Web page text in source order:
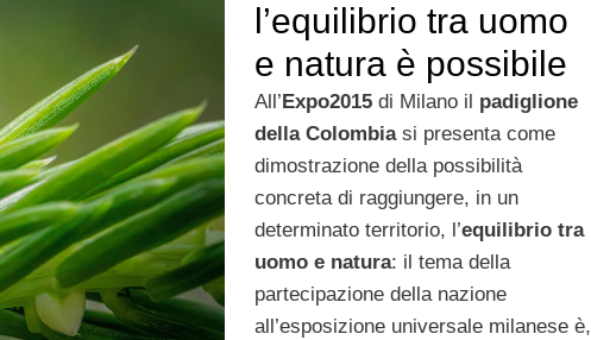
l’equilibrio tra uomo
e natura è possibile
All’ Expo2015di Milano il padiglione
della Colombiasi presenta come
dimostrazione della possibilità
concreta di raggiungere, in un
determinato territorio, l’equilibrio tra
uomo e natura: il tema della
partecipazione della nazione
all’esposizione universale milanese è,